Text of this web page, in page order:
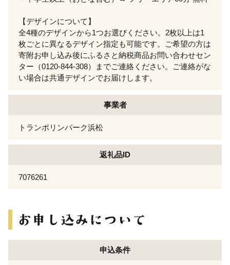
【デザインについて】
全4種のデザインから1つお選びください。2枚以上は1
枚ごとに異なるデザイン指定も可能です。ご希望の方は
寄附お申し込み後にふるさと納税商品お問い合わせセン
ター（0120-844-308）までご連絡ください。ご連絡がな
い場合は共通デザインでお届けします。
事業者
トランポリンパーク浜松
返礼品ID
7076261
申込条件